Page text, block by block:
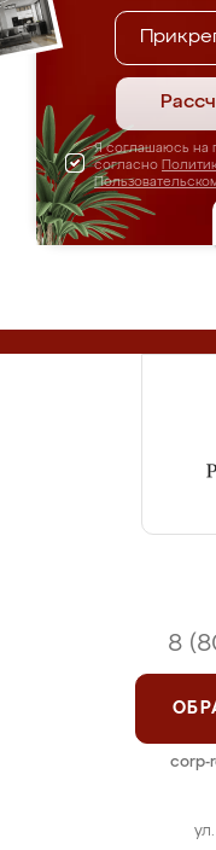
Я соглашаюсь на
согласно
8
corp-